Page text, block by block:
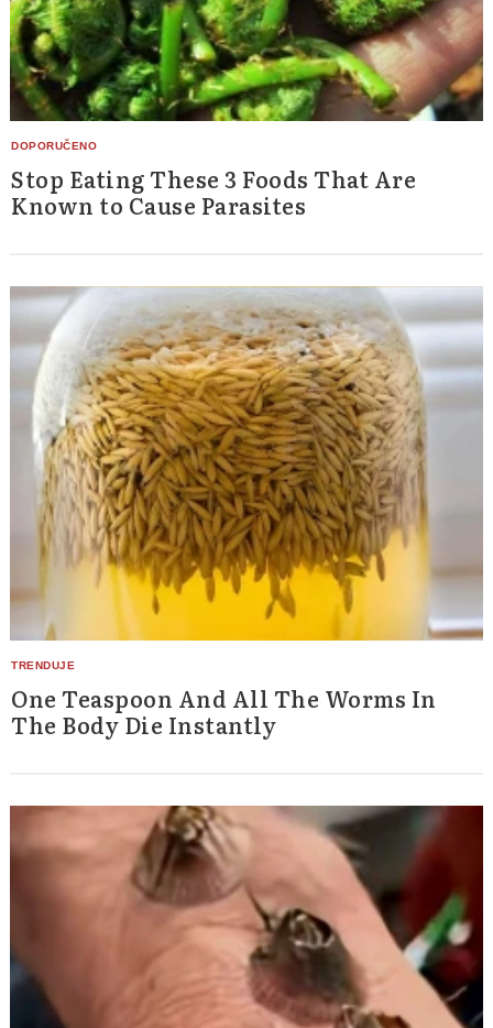
Stop Eating These 3 Foods That Are
Known to Cause Parasites
One Teaspoon And All The Worms In
The Body Die Instantly